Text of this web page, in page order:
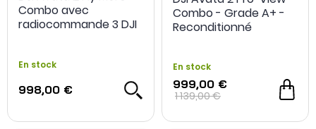
Combo avec
radiocommande 3 DJI
En stock
998,00 €
Combo - Grade A+ -
Reconditionné
En stock
999,00 €
1 139,00 €